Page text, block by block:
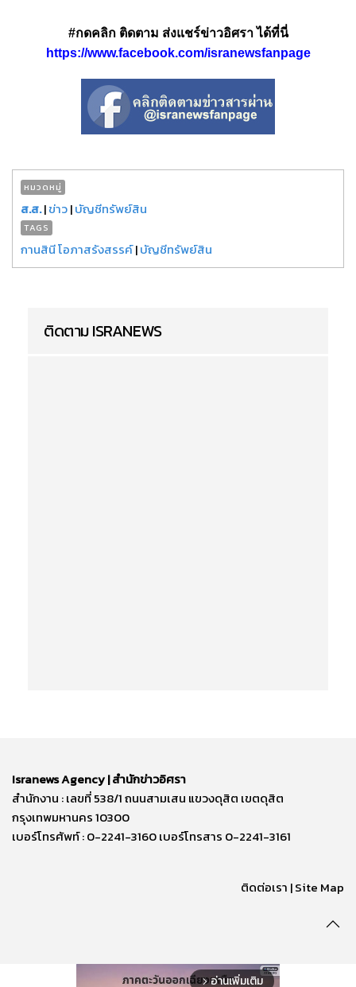
#กดคลิก ติดตาม ส่งแชร์ข่าวอิศรา ได้ที่นี่
https://www.facebook.com/isranewsfanpage
หมวดหมู่
ส.ส.|ข่าว|บัญชีทรัพย์สิน
TAGS
กานสินี โอภาสรังสรรค์|บัญชีทรัพย์สิน
ติดตาม ISRANEWS
Isranews Agency | สำนักข่าวอิศรา
สำนักงาน : เลขที่ 538/1 ถนนสามเสน แขวงดุสิต เขตดุสิต
กรุงเทพมหานคร 10300
เบอร์โทรศัพท์ : 0-2241-3160 เบอร์โทรสาร 0-2241-3161
ติดต่อเรา | Site Map
arrow_forward_ios อ่านเพิ่มเติม